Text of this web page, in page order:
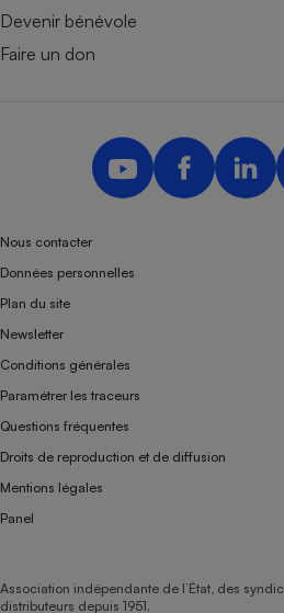
Devenir bénévole
Faire un don
Nous contacter
Données personnelles
Plan du site
Newsletter
Conditions générales
Paramétrer les traceurs
Questions fréquentes
Droits de reproduction et de diffusion
Mentions légales
Panel
Association indépendante de l’État, des
distributeurs depuis 1951.